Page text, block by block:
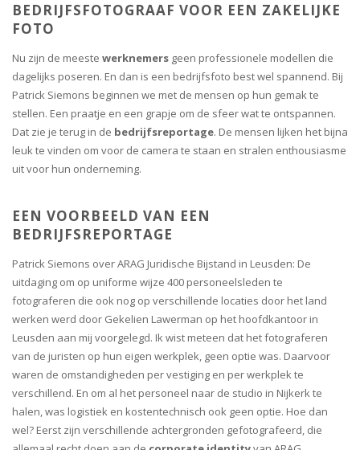
BEDRIJFSFOTOGRAAF VOOR EEN ZAKELIJKE
FOTO
Nu zijn de meeste werknemers geen professionele modellen die
dagelijks poseren. En dan is een bedrijfsfoto best wel spannend. Bij
Patrick Siemons beginnen we met de mensen op hun gemak te
stellen. Een praatje en een grapje om de sfeer wat te ontspannen.
Dat zie je terug in de bedrijfsreportage. De mensen lijken het bijna
leuk te vinden om voor de camera te staan en stralen enthousiasme
uit voor hun onderneming.
EEN VOORBEELD VAN EEN
BEDRIJFSREPORTAGE
Patrick Siemons over ARAG Juridische Bijstand in Leusden: De
uitdaging om op uniforme wijze 400 personeelsleden te
fotograferen die ook nog op verschillende locaties door het land
werken werd door Gekelien Lawerman op het hoofdkantoor in
Leusden aan mij voorgelegd. Ik wist meteen dat het fotograferen
van de juristen op hun eigen werkplek, geen optie was. Daarvoor
waren de omstandigheden per vestiging en per werkplek te
verschillend. En om al het personeel naar de studio in Nijkerk te
halen, was logistiek en kostentechnisch ook geen optie. Hoe dan
wel? Eerst zijn verschillende achtergronden gefotografeerd, die